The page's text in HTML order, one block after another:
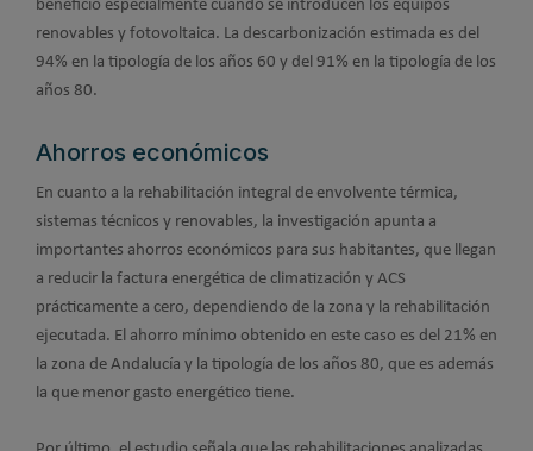
beneficio especialmente cuando se introducen los equipos
renovables y fotovoltaica. La descarbonización estimada es del
94% en la tipología de los años 60 y del 91% en la tipología de los
años 80.
Ahorros económicos
En cuanto a la rehabilitación integral de envolvente térmica,
sistemas técnicos y renovables, la investigación apunta a
importantes ahorros económicos para sus habitantes, que llegan
a reducir la factura energética de climatización y ACS
prácticamente a cero, dependiendo de la zona y la rehabilitación
ejecutada. El ahorro mínimo obtenido en este caso es del 21% en
la zona de Andalucía y la tipología de los años 80, que es además
la que menor gasto energético tiene.